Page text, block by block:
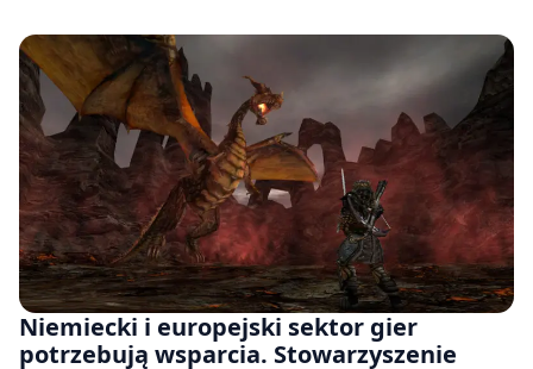
Niemiecki i europejski sektor gier
potrzebują wsparcia. Stowarzyszenie